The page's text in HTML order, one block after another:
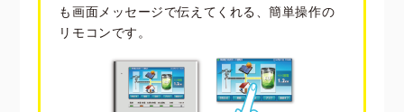
も画面メッセージで伝えてくれる、簡単操作の
リモコンです。